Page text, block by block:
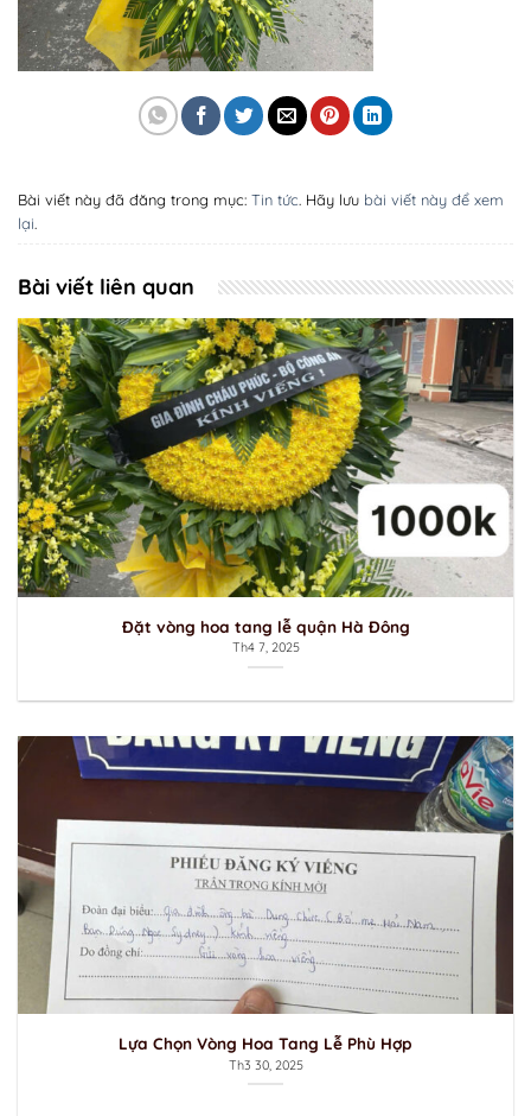
Bài viết này đã đăng trong mục: Tin tức. Hãy lưu bài viết này để xem
lại.
Bài viết liên quan
Đặt vòng hoa tang lễ quận Hà Đông
Th4 7, 2025
Lựa Chọn Vòng Hoa Tang Lễ Phù Hợp
Th3 30, 2025